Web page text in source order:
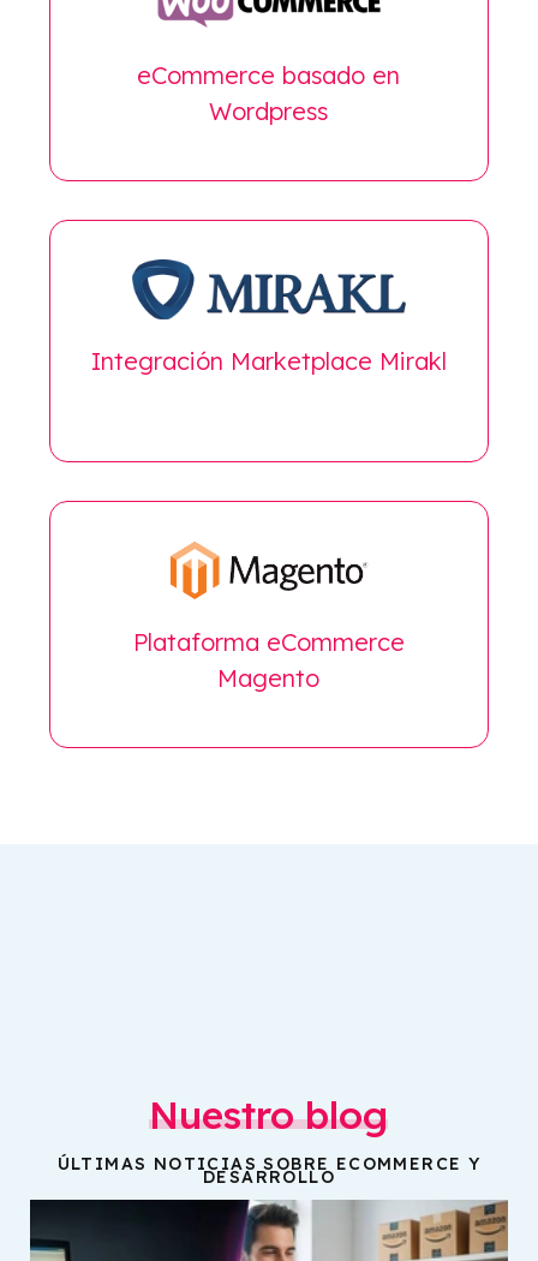
eCommerce basado en
Wordpress
Integración Marketplace Mirakl
Plataforma eCommerce
Magento
Nuestro blog
ÚLTIMAS NOTICIAS SOBRE ECOMMERCE Y
DESARROLLO